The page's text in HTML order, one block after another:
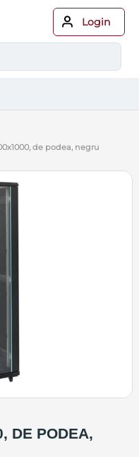
Login
de podea, negru
DE PODEA,